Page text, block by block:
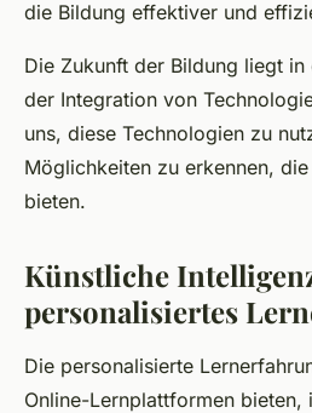
die Bildung effektiver und
Die Zukunft der Bildung liegt
der Integration von
uns, diese Technologien zu
Möglichkeiten zu erkennen,
bieten.
Künstliche
personalisiertes
Die personalisierte
Online-Lernplattformen bieten,